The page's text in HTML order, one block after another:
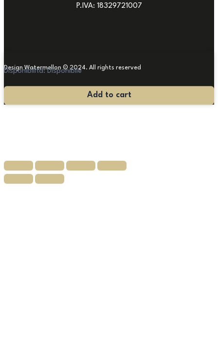
P.IVA: 18329721007
Design Watermellon © 2024. All rights reserved
Disponibilità: Disponibile
Lampadario
Add to cart